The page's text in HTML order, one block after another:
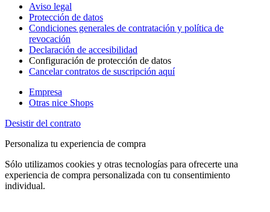
Aviso legal
Protección de datos
Condiciones generales de contratación y política de
revocación
Declaración de accesibilidad
Configuración de protección de datos
Cancelar contratos de suscripción aquí
Empresa
Otras nice Shops
Desistir del contrato
Personaliza tu experiencia de compra
Sólo utilizamos cookies y otras tecnologías para ofrecerte una
experiencia de compra personalizada con tu consentimiento
individual.